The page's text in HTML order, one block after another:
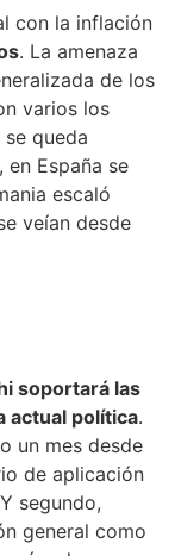
con la inflación
. La amenaza
de los
varios los
se queda
España se
escaló
veían desde
soportará las
actual política.
un mes desde
de aplicación
segundo,
general como